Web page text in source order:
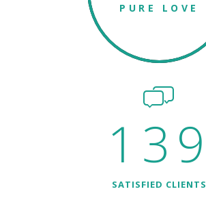
PURE LOVE
139
SATISFIED CLIENTS